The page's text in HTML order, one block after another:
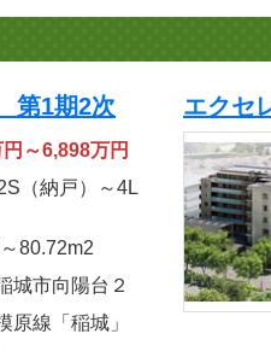
第1期2次
～6,898万円
（納戸）～4L
～80.72m2
城市向陽台２
原線「稲城」
エクセ